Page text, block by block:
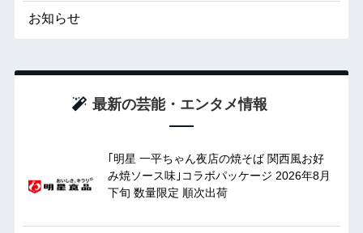
お知らせ
最新の芸能・エンタメ情報
｢明星 一平ちゃん夜店の焼そば 関西風お好
み焼ソース味｣コラボパッケージ 2026年8月
下旬 数量限定 順次出荷